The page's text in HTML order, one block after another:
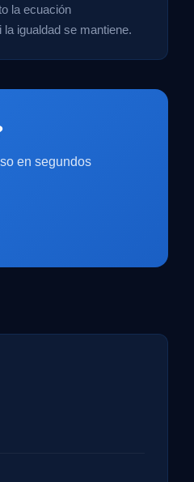
la ecuación
igualdad se mantiene.
en segundos